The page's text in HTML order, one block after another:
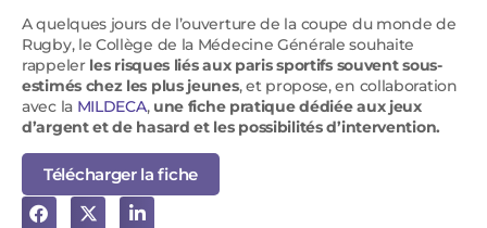
A quelques jours de l’ouverture de la coupe du monde de
Rugby, le Collège de la Médecine Générale souhaite
rappeler les risques liés aux paris sportifs souvent sous-
estimés chez les plus jeunes, et propose, en collaboration
avec la MILDECA, une fiche pratique dédiée aux jeux
d’argent et de hasard et les possibilités d’intervention.
Télécharger la fiche